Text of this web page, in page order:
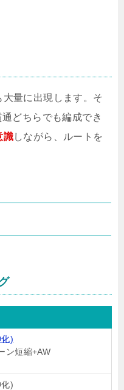
量に出現します。そ
どちらでも編成でき
識しながら、ルートを
)
ン短縮+AW
)